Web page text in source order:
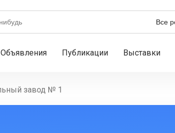
Объявления Публикации Выставки
завод № 1